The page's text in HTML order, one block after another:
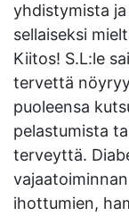
yhdistymista
sellaiseksi
Kiitos! S.L:le
tervettä
puoleensa
pelastumista
terveyttä.
ihottumien,